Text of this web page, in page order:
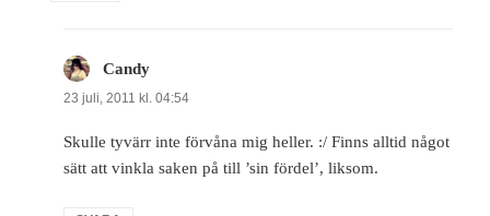
Candy
23 juli, 2011 kl. 04:54
Skulle tyvärr inte förvåna mig heller. :/ Finns alltid något
sätt att vinkla saken på till ’sin fördel’, liksom.